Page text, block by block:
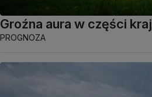
Groźna aura w części
PROGNOZA